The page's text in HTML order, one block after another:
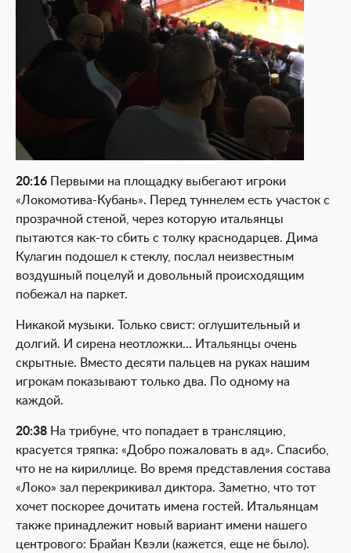
20:16 Первыми на площадку выбегают игроки
«Локомотива-Кубань». Перед туннелем есть участок с
прозрачной стеной, через которую итальянцы
пытаются как-то сбить с толку краснодарцев. Дима
Кулагин подошел к стеклу, послал неизвестным
воздушный поцелуй и довольный происходящим
побежал на паркет.
Никакой музыки. Только свист: оглушительный и
долгий. И сирена неотложки… Итальянцы очень
скрытные. Вместо десяти пальцев на руках нашим
игрокам показывают только два. По одному на
каждой.
20:38 На трибуне, что попадает в трансляцию,
красуется тряпка: «Добро пожаловать в ад». Спасибо,
что не на кириллице. Во время представления состава
«Локо» зал перекрикивал диктора. Заметно, что тот
хочет поскорее дочитать имена гостей. Итальянцам
также принадлежит новый вариант имени нашего
центрового: Брайан Квэли (кажется, еще не было).